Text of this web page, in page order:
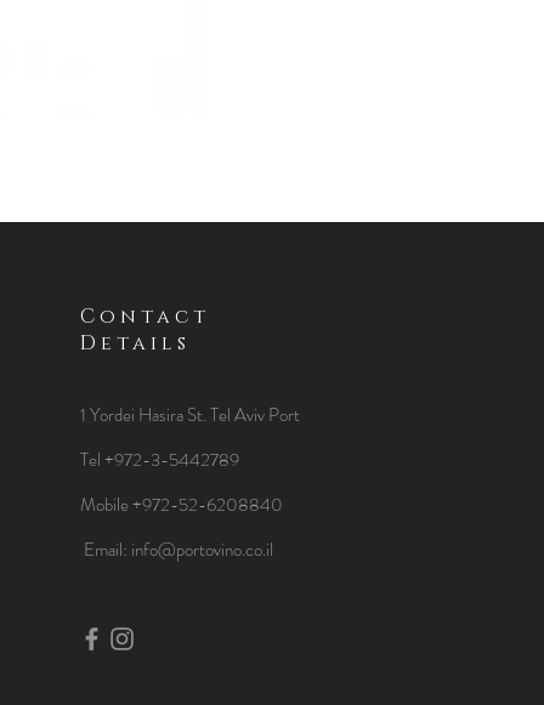
Contact
Details
1 Yordei Hasira St.Tel Aviv Port
Tel +972-3-5442789
Mobile +972-52-6208840
​Email: info@portovino.co.il